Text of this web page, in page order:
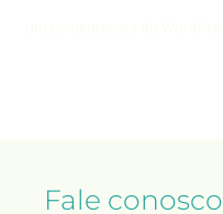
Fale conosco